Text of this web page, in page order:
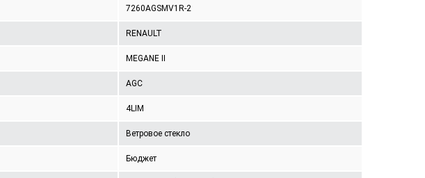
7260AGSMV1R-2
RENAULT
MEGANE II
AGC
4LIM
Ветровое стекло
Бюджет